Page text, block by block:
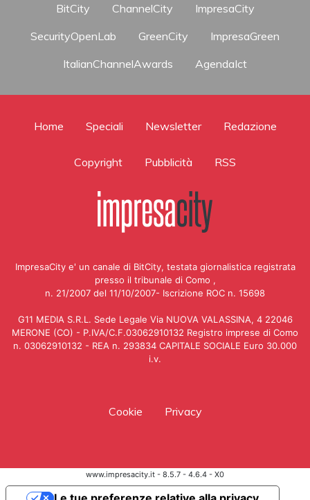
BitCity ChannelCity
ImpresaCity
SecurityOpenLab
GreenCity
ImpresaGreen
ItalianChannelAwards
AgendaIct
Home Speciali Newsletter Redazione
Copyright Pubblicità RSS
ImpresaCity e' un canale di BitCity, testata giornalistica registrata
presso il tribunale di Como ,
n. 21/2007 del 11/10/2007- Iscrizione ROC n. 15698
G11 MEDIA S.R.L. Sede Legale Via NUOVA VALASSINA, 4 22046
MERONE (CO) - P.IVA/C.F.03062910132 Registro imprese di Como
n. 03062910132 - REA n. 293834 CAPITALE SOCIALE Euro 30.000
i.v.
Cookie Privacy
www.impresacity.it - 8.5.7 - 4.6.4 - X0